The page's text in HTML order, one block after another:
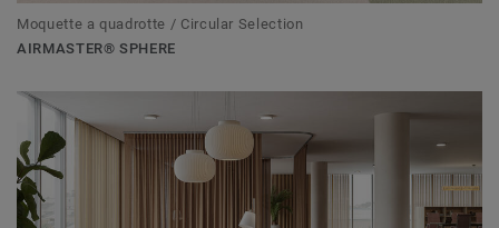
Moquette a quadrotte / Circular Selection
AIRMASTER® SPHERE